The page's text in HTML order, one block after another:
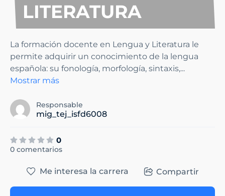
LITERATURA
La formación docente en Lengua y Literatura le
permite adquirir un conocimiento de la lengua
española: su fonología, morfología, sintaxis,...
Mostrar más
Responsable
mig_tej_isfd6008
0
0 comentarios
Me interesa la carrera Compartir